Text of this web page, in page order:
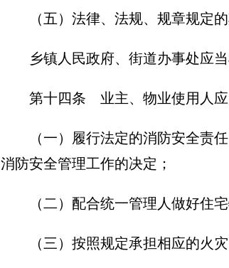
（五）法律、法规、规章规定的
乡镇人民政府、街道办事处应
第十四条 业主、物业使用人应
（一）履行法定的消防安全责
消防安全管理工作的决定；
（二）配合统一管理人做好住
（三）按照规定承担相应的火